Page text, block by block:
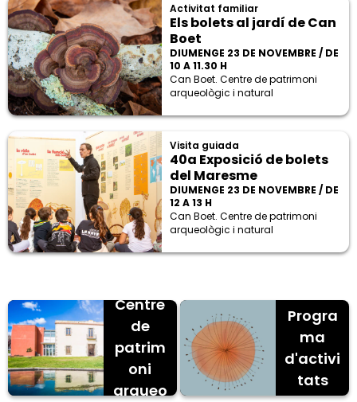
Activitat familiar
Els bolets al jardí de Can
Boet
DIUMENGE 23 DE NOVEMBRE / DE
10 A 11.30 H
Can Boet. Centre de patrimoni
arqueològic i natural
Visita guiada
40a Exposició de bolets
del Maresme
DIUMENGE 23 DE NOVEMBRE / DE
12 A 13 H
Can Boet. Centre de patrimoni
arqueològic i natural
Can
Centre
de
patrim
oni
arqueo
Progra
ma
d'activi
tats